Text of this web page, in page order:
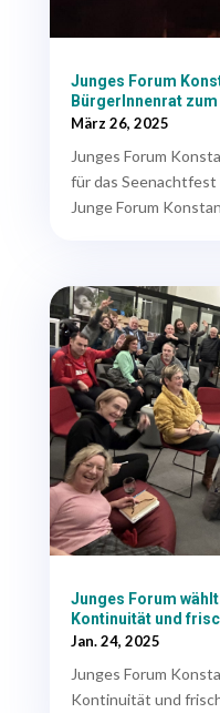
Junges Forum
BürgerInnenrat
März 26, 2025
Junges Forum
für das
Junge Forum
Junges Forum
Kontinuität und
Jan. 24, 2025
Junges Forum
Kontinuität und